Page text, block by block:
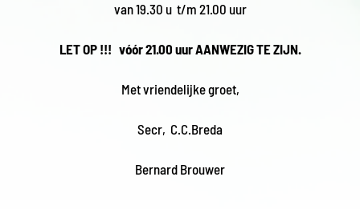
van 19.30 u t/m 21.00 uur
LET OP !!! vóór 21.00 uur AANWEZIG TE ZIJN.
Met vriendelijke groet,
Secr, C.C.Breda
Bernard Brouwer